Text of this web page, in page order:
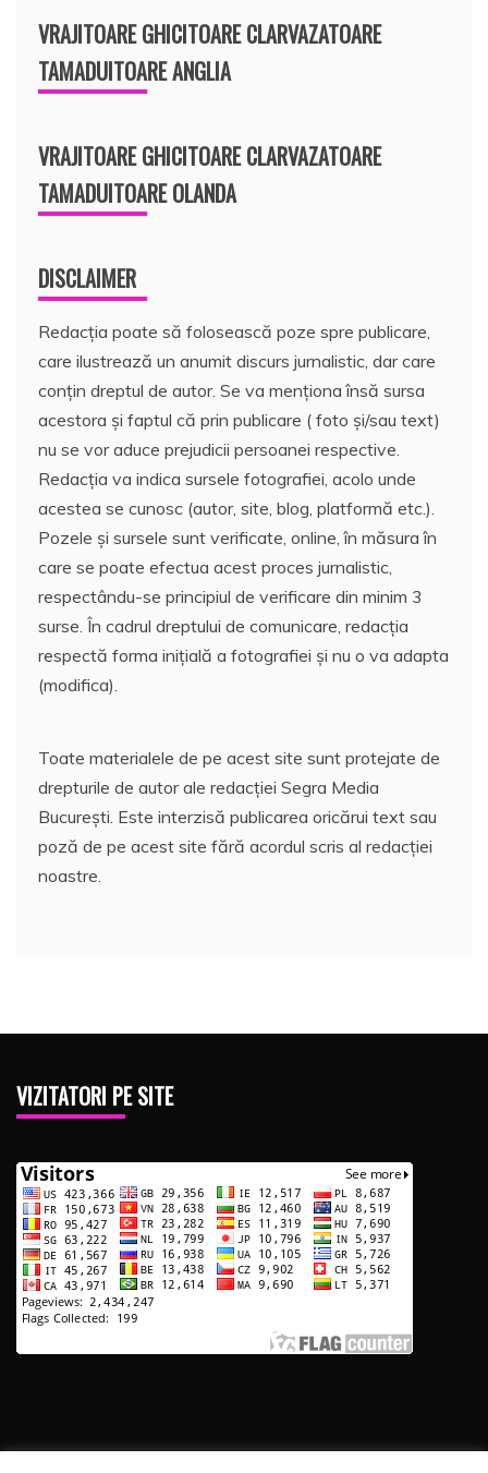
VRAJITOARE GHICITOARE CLARVAZATOARE
TAMADUITOARE ANGLIA
VRAJITOARE GHICITOARE CLARVAZATOARE
TAMADUITOARE OLANDA
DISCLAIMER
Redacția poate să folosească poze spre publicare,
care ilustrează un anumit discurs jurnalistic, dar care
conțin dreptul de autor. Se va menționa însă sursa
acestora și faptul că prin publicare ( foto și/sau text)
nu se vor aduce prejudicii persoanei respective.
Redacția va indica sursele fotografiei, acolo unde
acestea se cunosc (autor, site, blog, platformă etc.).
Pozele și sursele sunt verificate, online, în măsura în
care se poate efectua acest proces jurnalistic,
respectându-se principiul de verificare din minim 3
surse. În cadrul dreptului de comunicare, redacția
respectă forma inițială a fotografiei și nu o va adapta
(modifica).
Toate materialele de pe acest site sunt protejate de
drepturile de autor ale redacției Segra Media
București. Este interzisă publicarea oricărui text sau
poză de pe acest site fără acordul scris al redacției
noastre.
VIZITATORI PE SITE